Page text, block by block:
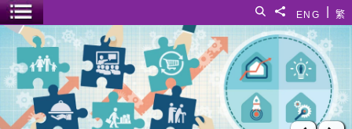
繁
ENG
分享給
搜寻
菜单开关
Brain-U-Work